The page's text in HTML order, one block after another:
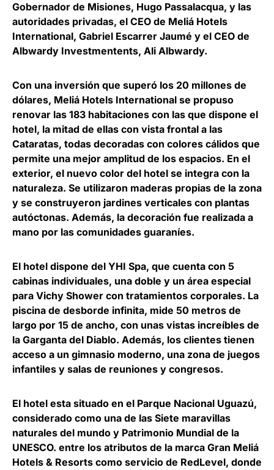
Gobernador de Misiones, Hugo Passalacqua, y las
autoridades privadas, el CEO de Meliá Hotels
International, Gabriel Escarrer Jaumé y el CEO de
Albwardy Investmentents, Ali Albwardy.
Con una inversión que superó los 20 millones de
dólares, Meliá Hotels International se propuso
renovar las 183 habitaciones con las que dispone el
hotel, la mitad de ellas con vista frontal a las
Cataratas, todas decoradas con colores cálidos que
permite una mejor amplitud de los espacios. En el
exterior, el nuevo color del hotel se integra con la
naturaleza. Se utilizaron maderas propias de la zona
y se construyeron jardines verticales con plantas
autóctonas. Además, la decoración fue realizada a
mano por las comunidades guaraníes.
El hotel dispone del YHI Spa, que cuenta con 5
cabinas individuales, una doble y un área especial
para Vichy Shower con tratamientos corporales. La
piscina de desborde infinita, mide 50 metros de
largo por 15 de ancho, con unas vistas increíbles de
la Garganta del Diablo. Además, los clientes tienen
acceso a un gimnasio moderno, una zona de juegos
infantiles y salas de reuniones y congresos.
El hotel esta situado en el Parque Nacional Uguazú,
considerado como una de las Siete maravillas
naturales del mundo y Patrimonio Mundial de la
UNESCO. entre los atributos de la marca Gran Meliá
Hotels & Resorts como servicio de RedLevel, donde